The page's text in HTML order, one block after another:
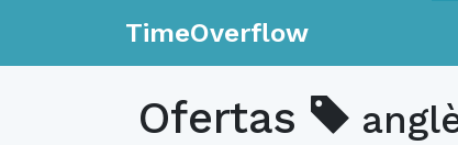
TimeOverflow
Ofertas